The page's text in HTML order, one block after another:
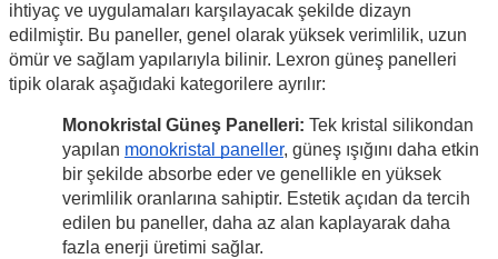
ihtiyaç ve uygulamaları karşılayacak şekilde dizayn
edilmiştir. Bu paneller, genel olarak yüksek verimlilik, uzun
ömür ve sağlam yapılarıyla bilinir. Lexron güneş panelleri
tipik olarak aşağıdaki kategorilere ayrılır:
Monokristal Güneş Panelleri: Tek kristal silikondan
yapılan monokristal paneller, güneş ışığını daha etkin
bir şekilde absorbe eder ve genellikle en yüksek
verimlilik oranlarına sahiptir. Estetik açıdan da tercih
edilen bu paneller, daha az alan kaplayarak daha
fazla enerji üretimi sağlar.